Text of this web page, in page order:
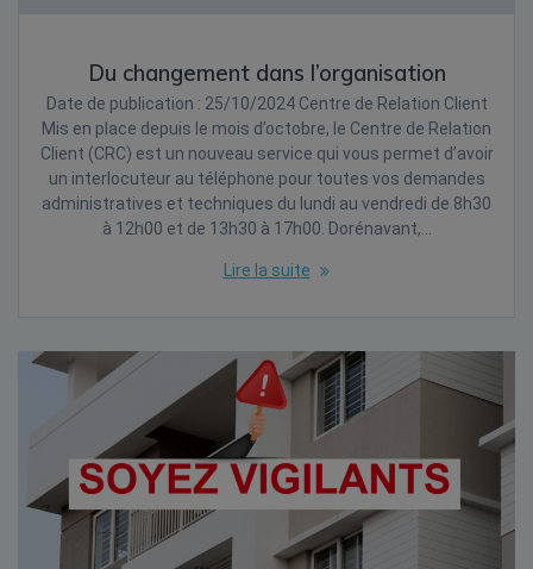
Du changement dans l’organisation
Date de publication : 25/10/2024 Centre de Relation Client
Mis en place depuis le mois d’octobre, le Centre de Relation
Client (CRC) est un nouveau service qui vous permet d’avoir
un interlocuteur au téléphone pour toutes vos demandes
administratives et techniques du lundi au vendredi de 8h30
à 12h00 et de 13h30 à 17h00. Dorénavant,…
Lire la suite